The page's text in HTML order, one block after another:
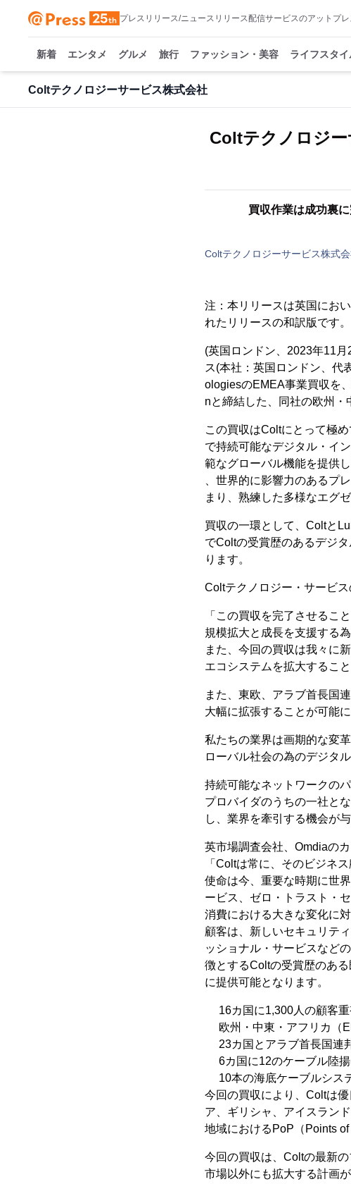
プレスリリース/ニュースリリース配信サービスのアットプレ
新着 エンタメ グルメ 旅行 ファッション・美容 ライフスタイ
Coltテクノロジーサービス株式会社
Coltテクノロジ
買収作業は成功裏
Coltテクノロジーサービス株式
注：本リリースは英国にお
れたリリースの和訳版です。
(英国ロンドン、2023年11
ス(本社：英国ロンドン、代
ologiesのEMEA事業買収を
nと締結した、同社の欧州・
この買収はColtにとって極
で持続可能なデジタル・イ
範なグローバル機能を提供
、世界的に影響力のあるプ
まり、熟練した多様なエグ
買収の一環として、Coltと
でColtの受賞歴のあるデジ
ります。
Coltテクノロジー・サービ
「この買収を完了させるこ
規模拡大と成長を支援する
また、今回の買収は我々に
エコシステムを拡大すること
また、東欧、アラブ首長国
大幅に拡張することが可能に
私たちの業界は画期的な変
ローバル社会の為のデジタ
持続可能なネットワークの
プロバイダのうちの一社と
し、業界を牽引する機会が
英市場調査会社、Omdiaの
「Coltは常に、そのビジネ
使命は今、重要な時期に世
ービス、ゼロ・トラスト・
消費における大きな変化に
顧客は、新しいセキュリテ
ッショナル・サービスなど
徴とするColtの受賞歴のあ
に提供可能となります。
16カ国に1,300人の顧客
欧州・中東・アフリカ（
23カ国とアラブ首長国連
6カ国に12のケーブル陸
10本の海底ケーブルシス
今回の買収により、Coltは
ア、ギリシャ、アイスラン
地域におけるPoP（Points
今回の買収は、Coltの最新
市場以外にも拡大する計画